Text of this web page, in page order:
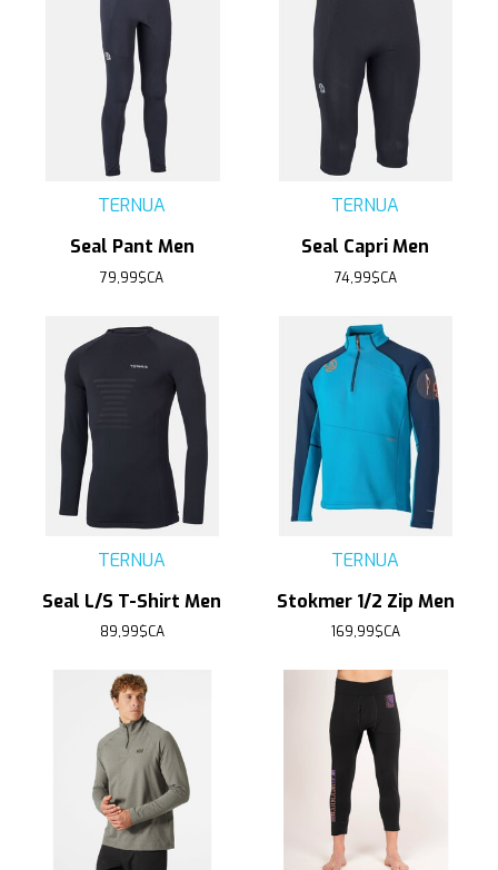
TERNUA
Seal Pant Men
79,99$CA
TERNUA
Seal Capri Men
74,99$CA
TERNUA
Seal L/S T-Shirt Men
89,99$CA
TERNUA
Stokmer 1/2 Zip Men
169,99$CA